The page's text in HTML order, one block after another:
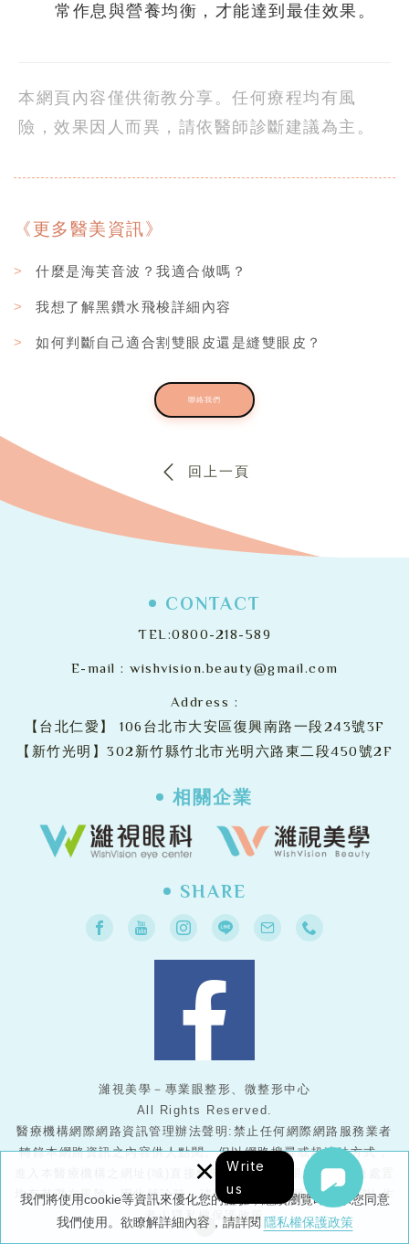
Write
us
我們將使用cookie等資訊來優化您的體驗，繼續瀏覽即表示您同意
我們使用。欲瞭解詳細內容，請詳閱 隱私權保護政策
×
常作息與營養均衡，才能達到最佳效果。
本網頁內容僅供衛教分享。任何療程均有風
險，效果因人而異，請依醫師診斷建議為主。
《更多醫美資訊》
> 什麼是海芙音波？我適合做嗎？
> 我想了解黑鑽水飛梭詳細內容
> 如何判斷自己適合割雙眼皮還是縫雙眼皮？
聯絡我們
回上一頁
CONTACT
TEL:0800-218-589
E-mail : wishvision.beauty@gmail.com
Address :
【台北仁愛】 106台北市大安區復興南路一段243號3F
【新竹光明】302新竹縣竹北市光明六路東二段450號2F
相關企業
SHARE
濰視美學－專業眼整形、微整形中心
All Rights Reserved.
醫療機構網際網路資訊管理辦法聲明:禁止任何網際網路服務業者
轉錄本網路資訊之內容供人點閱。但以網路搜尋或超連結方式，
進入本醫療機構之網址(域)直接點閱者，不在此限。任何醫療處置
均有其潛在風險，因此就診時，請務必與醫護人員配合，謝謝! 作
者| 隱私權保護政策